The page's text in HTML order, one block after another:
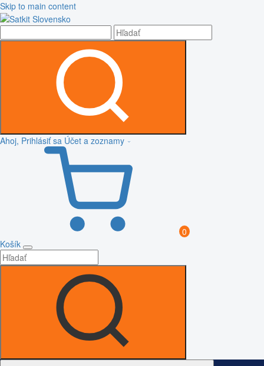
Skip to main content
Ahoj, Prihlásiť sa Účet a zoznamy
0
Košík